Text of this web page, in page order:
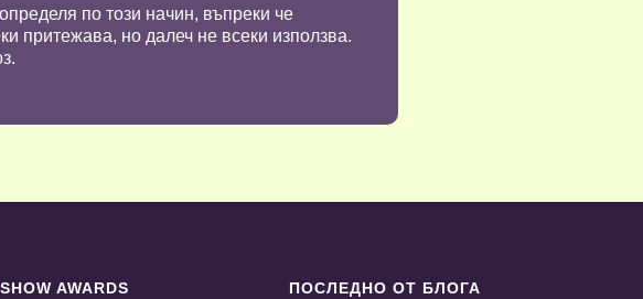
по този начин, въпреки че
притежава, но далеч не всеки използва.
AWARDS ПОСЛЕДНО ОТ БЛОГА